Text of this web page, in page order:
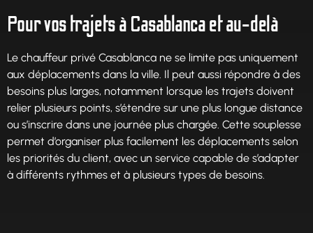
Pour vos trajets à Casablanca et au-delà
Le chauffeur privé Casablanca ne se limite pas uniquement
aux déplacements dans la ville. Il peut aussi répondre à des
besoins plus larges, notamment lorsque les trajets doivent
relier plusieurs points, s’étendre sur une plus longue distance
ou s’inscrire dans une journée plus chargée. Cette souplesse
permet d’organiser plus facilement les déplacements selon
les priorités du client, avec un service capable de s’adapter
à différents rythmes et à plusieurs types de besoins.